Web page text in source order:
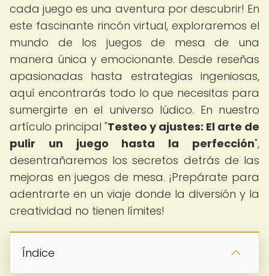
cada juego es una aventura por descubrir! En
este fascinante rincón virtual, exploraremos el
mundo de los juegos de mesa de una
manera única y emocionante. Desde reseñas
apasionadas hasta estrategias ingeniosas,
aquí encontrarás todo lo que necesitas para
sumergirte en el universo lúdico. En nuestro
artículo principal "Testeo y ajustes: El arte de
pulir un juego hasta la perfección",
desentrañaremos los secretos detrás de las
mejoras en juegos de mesa. ¡Prepárate para
adentrarte en un viaje donde la diversión y la
creatividad no tienen límites!
Índice